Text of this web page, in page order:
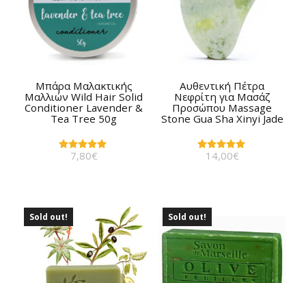
Μπάρα Μαλακτικής
Μαλλιών Wild Hair Solid
Conditioner Lavender &
Tea Tree 50g
Βαθμολογήθηκε
7,80€
Αυθεντική Πέτρα
Νεφρίτη για Μασάζ
Προσώπου Massage
Stone Gua Sha Xinyi Jade
Βαθμολογήθηκε
14,00€
Sold out! Sold out!